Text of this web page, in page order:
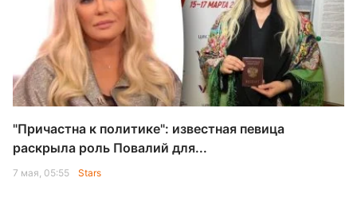
"Причастна к политике": известная певица
раскрыла роль Повалий для...
7 мая, 05:55 Stars